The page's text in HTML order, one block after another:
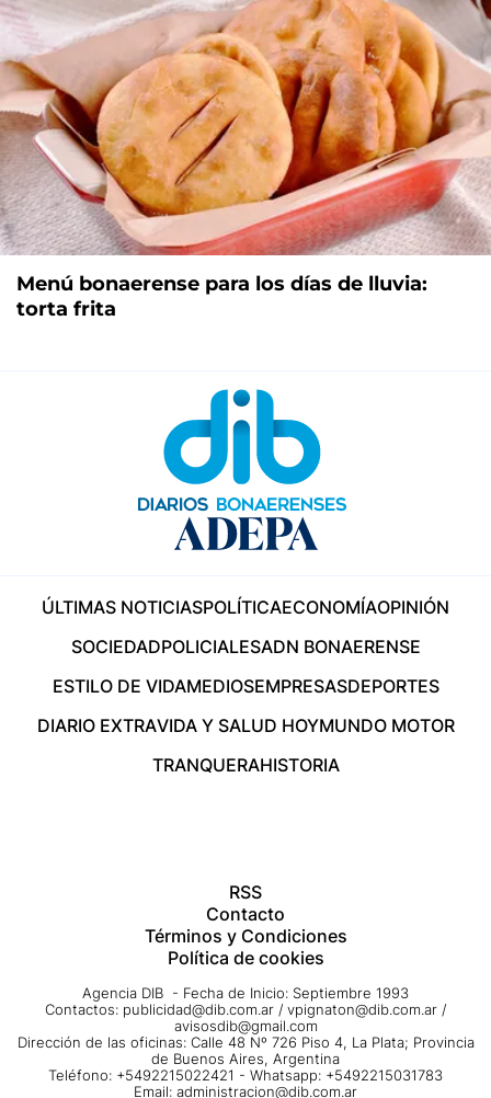
Menú bonaerense para los días de lluvia:
torta frita
ÚLTIMAS NOTICIASPOLÍTICAECONOMÍAOPINIÓN
SOCIEDADPOLICIALESADN BONAERENSE
ESTILO DE VIDAMEDIOSEMPRESASDEPORTES
DIARIO EXTRAVIDA Y SALUD HOYMUNDO MOTOR
TRANQUERAHISTORIA
RSS
Contacto
Términos y Condiciones
Política de cookies
Agencia DIB - Fecha de Inicio: Septiembre 1993
Contactos: publicidad@dib.com.ar / vpignaton@dib.com.ar /
avisosdib@gmail.com
Dirección de las oficinas: Calle 48 Nº 726 Piso 4, La Plata; Provincia
de Buenos Aires, Argentina
Teléfono: +5492215022421 - Whatsapp: +5492215031783
Email: administracion@dib.com.ar